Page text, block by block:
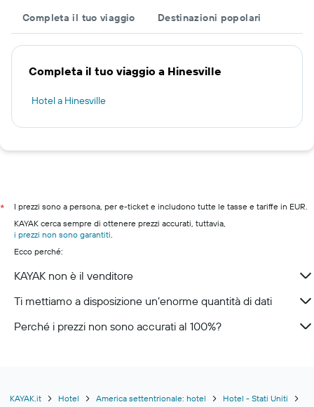
Completa il tuo viaggio Destinazioni popolari
Completa il tuo viaggio a Hinesville
Hotel a Hinesville
*
I prezzi sono a persona, per e-ticket e includono tutte le tasse e tariffe in EUR.
KAYAK cerca sempre di ottenere prezzi accurati, tuttavia,
i prezzi non sono garantiti.
Ecco perché:
KAYAK non è il venditore
Ti mettiamo a disposizione un’enorme quantità di dati
Perché i prezzi non sono accurati al 100%?
KAYAK.it Hotel America settentrionale: hotel
Hotel - Stati Uniti